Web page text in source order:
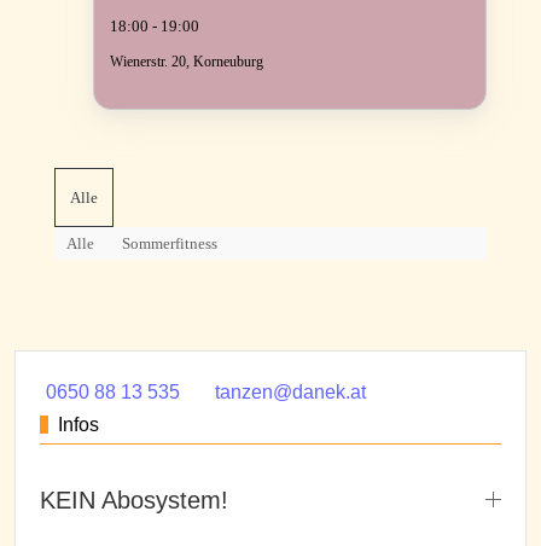
Alle
Alle Sommerfitness
18:00 - 19:00
Wienerstr. 20, Korneuburg
0650 88 13 535
tanzen@danek.at
Infos
KEIN Abosystem!